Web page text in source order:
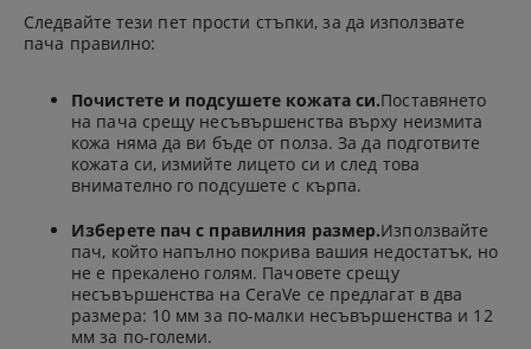
Следвайте тези пет прости стъпки, за да използвате
пача правилно:
Почистете и подсушете кожата си.Поставянето
на пача срещу несъвършенства върху неизмита
кожа няма да ви бъде от полза. За да подготвите
кожата си, измийте лицето си и след това
внимателно го подсушете с кърпа.
Изберете пач с правилния размер.Използвайте
пач, който напълно покрива вашия недостатък, но
не е прекалено голям. Пачовете срещу
несъвършенства на CeraVe се предлагат в два
размера: 10 мм за по-малки несъвършенства и 12
мм за по-големи.